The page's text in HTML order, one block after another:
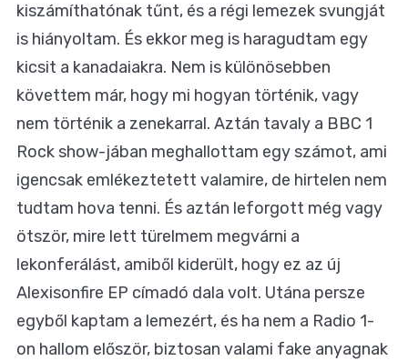
kiszámíthatónak tűnt, és a régi lemezek svungját
is hiányoltam. És ekkor meg is haragudtam egy
kicsit a kanadaiakra. Nem is különösebben
követtem már, hogy mi hogyan történik, vagy
nem történik a zenekarral. Aztán tavaly a BBC 1
Rock show-jában meghallottam egy számot, ami
igencsak emlékeztetett valamire, de hirtelen nem
tudtam hova tenni. És aztán leforgott még vagy
ötször, mire lett türelmem megvárni a
lekonferálást, amiből kiderült, hogy ez az új
Alexisonfire EP címadó dala volt. Utána persze
egyből kaptam a lemezért, és ha nem a Radio 1-
on hallom először, biztosan valami fake anyagnak